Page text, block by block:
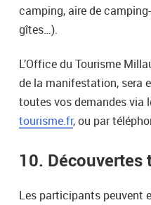
camping, aire de
gîtes…).
L’Office du Tourisme
de la manifestation, sera
toutes vos demandes via
tourisme.fr, ou par
10.
Les participants peuvent